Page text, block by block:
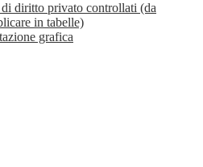
diritto privato controllati (da
in tabelle)
grafica